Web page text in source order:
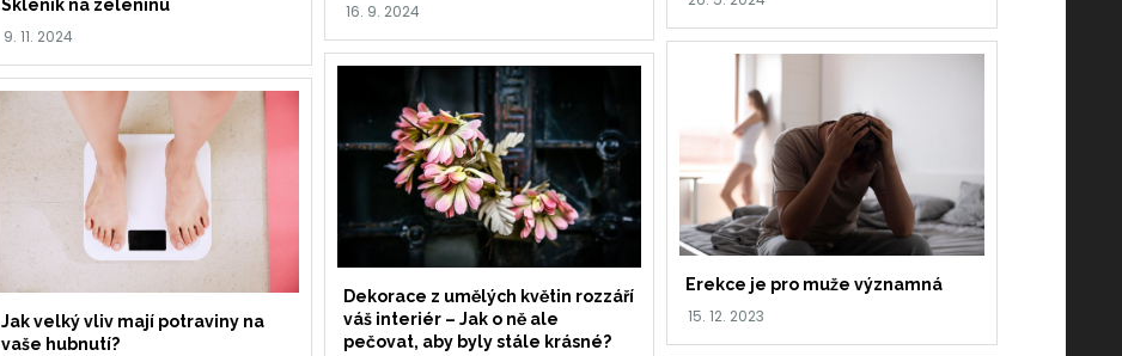
Skleník na zeleninu
Erekce je pro muže významná
Dekorace z umělých květin rozzáří
váš interiér – Jak o ně ale
pečovat, aby byly stále krásné?
Jak velký vliv mají potraviny na
vaše hubnutí?